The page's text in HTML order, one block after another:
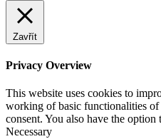
Zavřít
Privacy Overview
This website uses cookies to
working of basic functionalities of
consent. You also have the
Necessary